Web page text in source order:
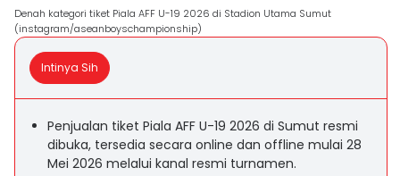
Denah kategori tiket Piala AFF U-19 2026 di Stadion Utama Sumut
(instagram/aseanboyschampionship)
Intinya Sih
Penjualan tiket Piala AFF U-19 2026 di Sumut resmi
dibuka, tersedia secara online dan offline mulai 28
Mei 2026 melalui kanal resmi turnamen.